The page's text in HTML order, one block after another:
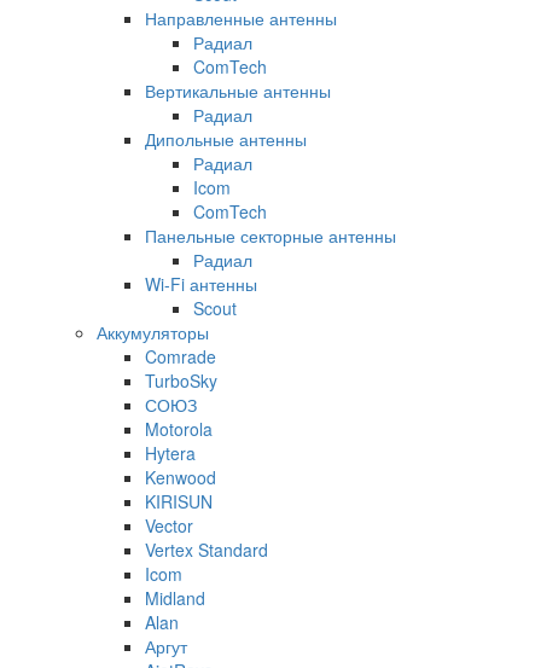
Направленные антенны
Радиал
ComTech
Вертикальные антенны
Радиал
Дипольные антенны
Радиал
Icom
ComTech
Панельные секторные антенны
Радиал
Wi-Fi антенны
Scout
Аккумуляторы
Comrade
TurboSky
СОЮЗ
Motorola
Hytera
Kenwood
KIRISUN
Vector
Vertex Standard
Icom
Midland
Alan
Аргут